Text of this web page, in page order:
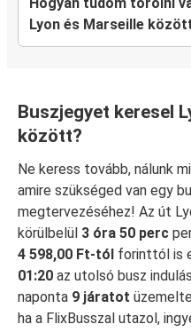
Lyon és Marseille
Buszjegyet keresel
között?
Ne keress tovább, nálunk
amire szükséged van egy
megtervezéséhez! Az út
körülbelül 3 óra 50 perc
4 598,00 Ft-tól forinttól is
01:20 az utolsó busz
naponta 9 járatot
ha a FlixBusszal utazol,